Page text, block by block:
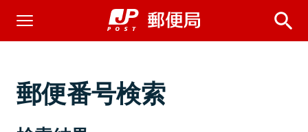
郵便番号検索